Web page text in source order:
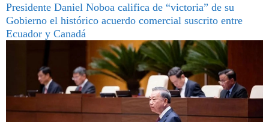
Presidente Daniel Noboa califica de “victoria” de su
Gobierno el histórico acuerdo comercial suscrito entre
Ecuador y Canadá